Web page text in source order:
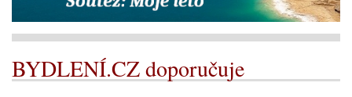
BYDLENÍ.CZ doporučuje